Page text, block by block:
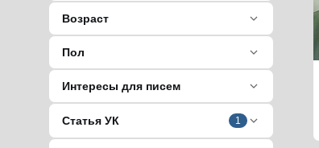
Возраст
Пол
Интересы для писем
Статья УК 1